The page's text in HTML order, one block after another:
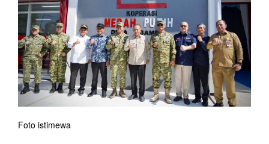
Foto istimewa